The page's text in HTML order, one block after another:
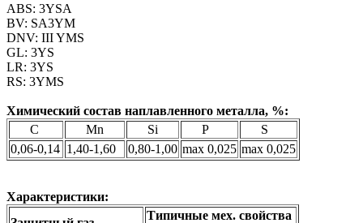
ABS: 3YSA
BV: SA3YM
DNV: III YMS
GL: 3YS
LR: 3YS
RS: 3YMS
Химический состав наплавленного металла, %:
С
Mn Si P
S
0,06-0,14 1,40-1,60 0,80-1,00 max 0,025 max 0,025
Характеристики:
Типичные мех. свойства